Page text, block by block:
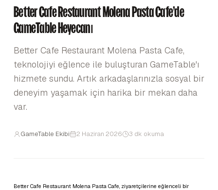
Better Cafe Restaurant Molena Pasta Cafe'de
GameTable Heyecanı
Better Cafe Restaurant Molena Pasta Cafe,
teknolojiyi eğlence ile buluşturan GameTable'ı
hizmete sundu. Artık arkadaşlarınızla sosyal bir
deneyim yaşamak için harika bir mekan daha
var.
GameTable Ekibi 2 Haziran 2026 3 dk okuma
Better Cafe Restaurant Molena Pasta Cafe, ziyaretçilerine eğlenceli bir